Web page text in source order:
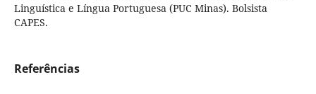
Linguística e Língua Portuguesa (PUC Minas). Bolsista
CAPES.
Referências